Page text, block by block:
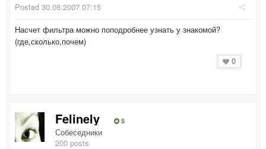
Posted 30.08.2007 07:15
Насчет фильтра можно поподробнее узнать у знакомой?
(где,сколько,почем)
0
Felinely 5
Собеседники
200 posts